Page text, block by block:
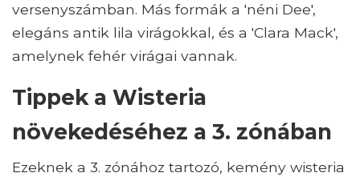
versenyszámban. Más formák a 'néni Dee',
elegáns antik lila virágokkal, és a 'Clara Mack',
amelynek fehér virágai vannak.
Tippek a Wisteria
növekedéséhez a 3. zónában
Ezeknek a 3. zónához tartozó, kemény wisteria